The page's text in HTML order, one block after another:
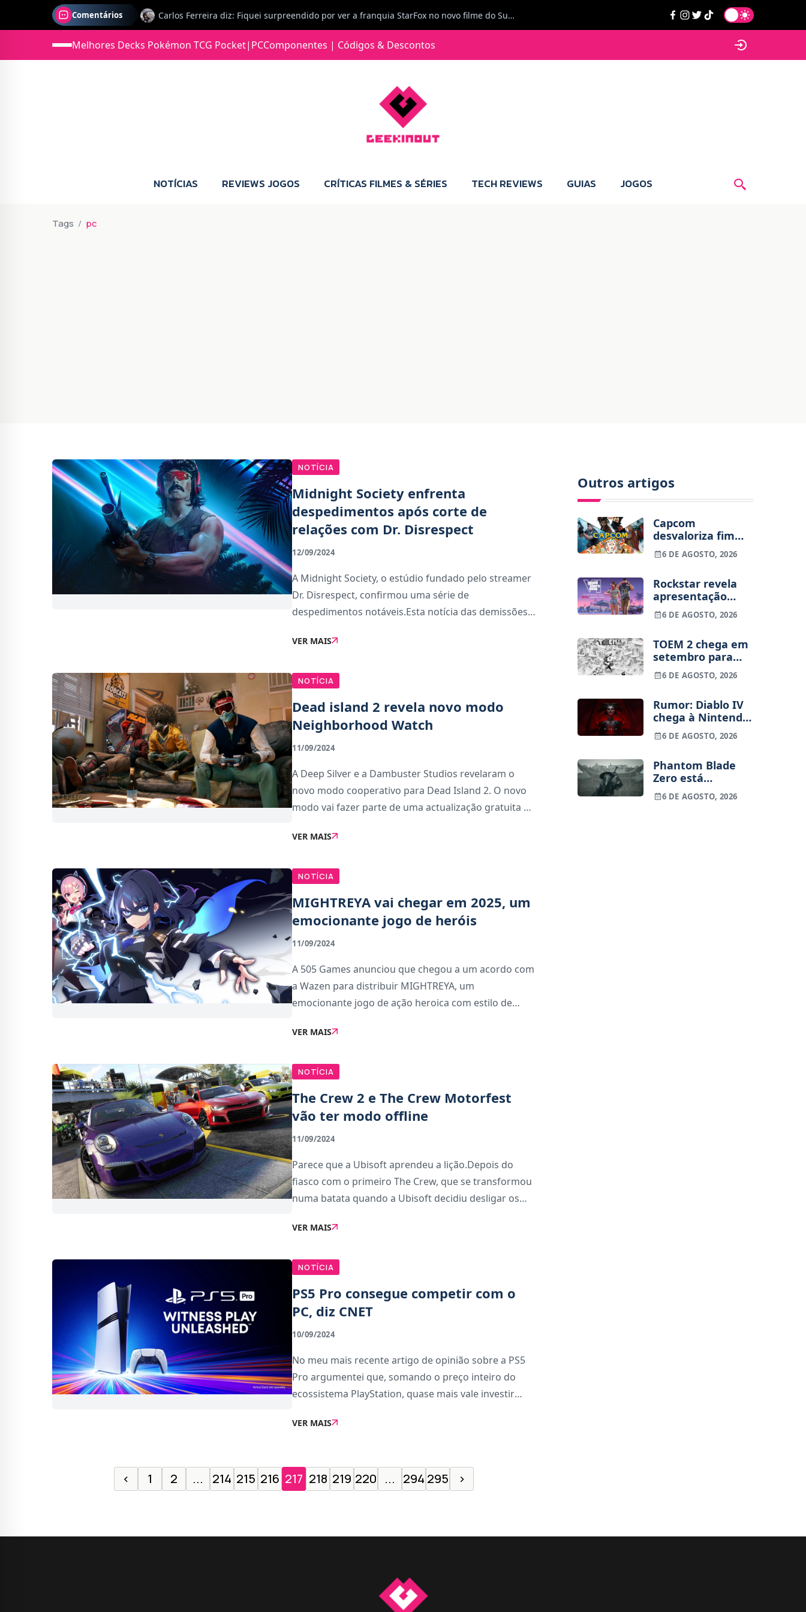
Comentários Jorge Loureiro | Fearme diz: A versão da Switch 2 tem censura... mas também não perdes muito.
Jonas diz: Estou seriamente com vontade para comprar para a Switch 2 :P
Jorge Loureiro | Fearme diz: Boas, obrigado pelo teu comentário. Talvez seja verdade que a Microsoft está a tentar redefinir o futuro dos jogos, mas para uma marca que já trocou de estratégia tantas vezes, é difícil acreditar em mais uma virada de direção. Basta lembrar do Kinect, da aposta no cloud gaming, ou mesmo do discurso de que os exclusivos eram "essenciais": todas essas promessas acabaram por perder força com o tempo. Além disso, há um ponto chave que estás a ignorar: as consolas Xbox. Está à vista que foram praticamente abandonadas. Quem comprou uma Xbox Series X a pensar que ia ser a máquina indispensável para jogar exclusivos, ficou a arder, porque hoje esses jogos chegam também ao PC e, cada vez mais, até à concorrência. Isso mina a identidade da marca e enfraquece a confiança dos jogadores. A PlayStation até pode estar a lançar alguns jogos na Xbox como o Helldivers 2, mas não é o catálogo inteiro. Desta forma, as consolas PS5 continuam a ter valor.
Melhores Decks Pokémon TCG Pocket| PCComponentes | Códigos & Descontos
NOTÍCIAS REVIEWS JOGOS CRÍTICAS FILMES & SÉRIES TECH REVIEWS GUIAS JOGOS
Tags pc
NOTÍCIA
Midnight Society enfrenta
despedimentos após corte de
relações com Dr. Disrespect
12/09/2024
A Midnight Society, o estúdio fundado pelo streamer
Dr. Disrespect, confirmou uma série de
despedimentos notáveis.Esta notícia das demissões
publicamente que cortou relações com o streamer
VER MAIS
NOTÍCIA
Dead island 2 revela novo modo
Neighborhood Watch
11/09/2024
A Deep Silver e a Dambuster Studios revelaram o
novo modo cooperativo para Dead Island 2. O novo
modo vai fazer parte de uma actualização gratuita e
2024.O novo modo, chamado Neighborhood Watch
VER MAIS
NOTÍCIA
MIGHTREYA vai chegar em 2025, um
emocionante jogo de heróis
11/09/2024
A 505 Games anunciou que chegou a um acordo com
a Wazen para distribuir MIGHTREYA, um
emocionante jogo de ação heroica com estilo de
PC.O jogo promete proporcionar uma experiência
VER MAIS
NOTÍCIA
The Crew 2 e The Crew Motorfest
vão ter modo offline
11/09/2024
Parece que a Ubisoft aprendeu a lição.Depois do
fiasco com o primeiro The Crew, que se transformou
numa batata quando a Ubisoft decidiu desligar os
modos offline tanto a The Crew 2 como a The Crew
VER MAIS
NOTÍCIA
PS5 Pro consegue competir com o
PC, diz CNET
10/09/2024
No meu mais recente artigo de opinião sobre a PS5
Pro argumentei que, somando o preço inteiro do
ecossistema PlayStation, quase mais vale investir
historicamente sempre foi mais custosa.Até agora, a
VER MAIS
‹ 1 2 ... 214 215 216 217 218 219 220 ... 294 295 ›
Outros artigos
Capcom
desvaloriza fim
dos jogos físicos
na PlayStation
6 DE AGOSTO, 2026
Rockstar revela
apresentação
alargada de GTA
VI para 27 de
6 DE AGOSTO, 2026
TOEM 2 chega em
setembro para
PS5, Switch e PC
6 DE AGOSTO, 2026
Rumor: Diablo IV
chega à Nintendo
Switch 2 em
setembro e vai
um jogo novo
6 DE AGOSTO, 2026
Phantom Blade
Zero está
terminado, pré-
vendas começam
6 DE AGOSTO, 2026